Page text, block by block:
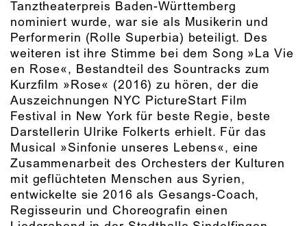
Tanztheaterpreis Baden-Württemberg
nominiert wurde, war sie als Musikerin und
Performerin (Rolle Superbia) beteiligt. Des
weiteren ist ihre Stimme bei dem Song »La Vie
en Rose«, Bestandteil des Sountracks zum
Kurzfilm »Rose« (2016) zu hören, der die
Auszeichnungen NYC PictureStart Film
Festival in New York für beste Regie, beste
Darstellerin Ulrike Folkerts erhielt. Für das
Musical »Sinfonie unseres Lebens«, eine
Zusammenarbeit des Orchesters der Kulturen
mit geflüchteten Menschen aus Syrien,
entwickelte sie 2016 als Gesangs-Coach,
Regisseurin und Choreografin einen